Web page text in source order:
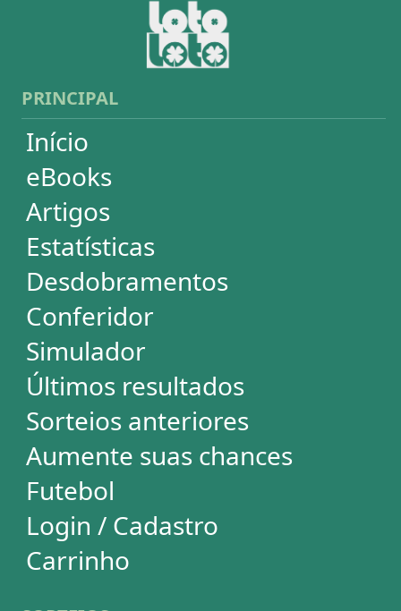
Últimos resultados
Sorteios anteriores
Aumente suas chances
Futebol
Login / Cadastro
Carrinho
SORTEIOS
Mega-Sena
Lotofácil
Quina
+Milionária
Dia de Sorte
Super Sete
Timemania
Dupla-Sena
Lotomania
Loteria Federal